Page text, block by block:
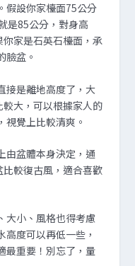
假設你家檯面75公分
是85公分，對身高
家是石英石檯面，承
臉盆。
接是離地高度了，大
大，可以根據家人的
視覺上比較清爽。
由盆體本身決定，通
較復古風，適合喜歡
大小、風格也得考慮
度可以再低一些，
最重要！別忘了，量